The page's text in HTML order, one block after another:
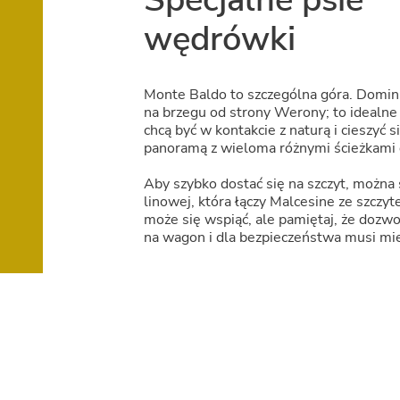
wędrówki
Monte Baldo to szczególna góra.
na brzegu od strony Werony; to
chcą być w kontakcie z naturą i cieszyć
panoramą z wieloma różnymi ścieżkami
Aby szybko dostać się na szczyt,
linowej, która łączy Malcesine ze
może się wspiąć, ale pamiętaj, że
na wagon i dla bezpieczeństwa musi